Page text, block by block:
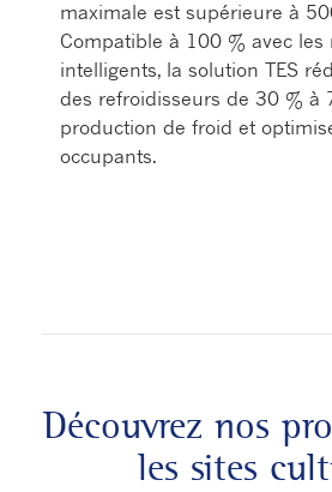
maximale est supérieure à
Compatible à 100 % avec les
intelligents, la solution TES
des refroidisseurs de 30 % à
production de froid et
occupants.
Découvrez nos
les sites